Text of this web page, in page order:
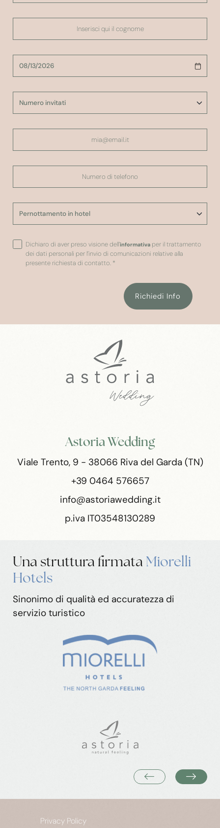
Dichiaro di aver preso visione dell’informativa per il trattamento
dei dati personali per l’invio di comunicazioni relative alla
presente richiesta di contatto. *
Richiedi Info
Astoria Wedding
Viale Trento, 9 - 38066 Riva del Garda (TN)
+39 0464 576657
info@astoriawedding.it
p.iva IT03548130289
Una struttura firmata Miorelli
Hotels
Sinonimo di qualità ed accuratezza di
servizio turistico
Privacy Policy